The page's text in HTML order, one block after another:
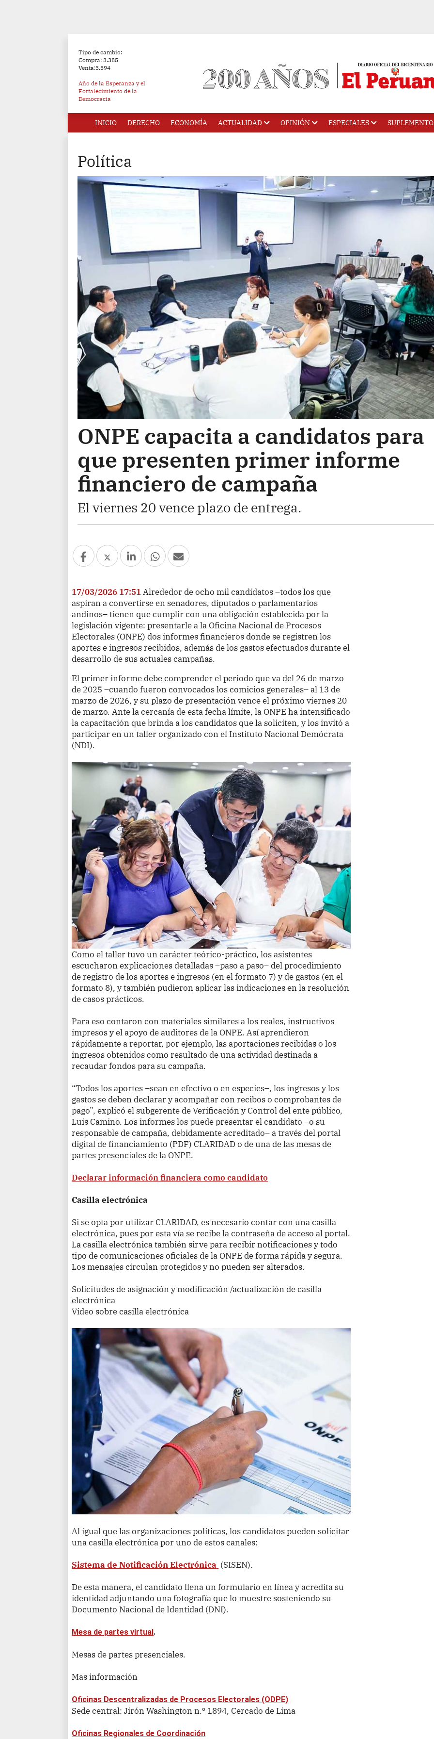
Tipo de cambio:
Compra: 3.385
Venta:3.394
Año de la Esperanza y el
Fortalecimiento de la
Democracia
INICIO DERECHO ECONOMÍA ACTUALIDAD OPINIÓN ESPECIALES
Política
ONPE capacita a candidatos para
que presenten primer informe
financiero de campaña
El viernes 20 vence plazo de entrega.
17/03/2026 17:51Alrededor de ocho mil candidatos –todos los que
aspiran a convertirse en senadores, diputados o parlamentarios
andinos– tienen que cumplir con una obligación establecida por la
legislación vigente: presentarle a la Oficina Nacional de Procesos
Electorales (ONPE) dos informes financieros donde se registren los
aportes e ingresos recibidos, además de los gastos efectuados durante el
desarrollo de sus actuales campañas.
El primer informe debe comprender el periodo que va del 26 de marzo
de 2025 –cuando fueron convocados los comicios generales– al 13 de
marzo de 2026, y su plazo de presentación vence el próximo viernes 20
de marzo. Ante la cercanía de esta fecha límite, la ONPE ha intensificado
la capacitación que brinda a los candidatos que la soliciten, y los invitó a
participar en un taller organizado con el Instituto Nacional Demócrata
(NDI).
Como el taller tuvo un carácter teórico-práctico, los asistentes
escucharon explicaciones detalladas –paso a paso– del procedimiento
de registro de los aportes e ingresos (en el formato 7) y de gastos (en el
formato 8), y también pudieron aplicar las indicaciones en la resolución
de casos prácticos.
Para eso contaron con materiales similares a los reales, instructivos
impresos y el apoyo de auditores de la ONPE. Así aprendieron
rápidamente a reportar, por ejemplo, las aportaciones recibidas o los
ingresos obtenidos como resultado de una actividad destinada a
recaudar fondos para su campaña.
“Todos los aportes –sean en efectivo o en especies–, los ingresos y los
gastos se deben declarar y acompañar con recibos o comprobantes de
pago”, explicó el subgerente de Verificación y Control del ente público,
Luis Camino. Los informes los puede presentar el candidato –o su
responsable de campaña, debidamente acreditado– a través del portal
digital de financiamiento (PDF) CLARIDAD o de una de las mesas de
partes presenciales de la ONPE.
Declarar información financiera como candidato
Casilla electrónica
Si se opta por utilizar CLARIDAD, es necesario contar con una casilla
electrónica, pues por esta vía se recibe la contraseña de acceso al portal.
La casilla electrónica también sirve para recibir notificaciones y todo
tipo de comunicaciones oficiales de la ONPE de forma rápida y segura.
Los mensajes circulan protegidos y no pueden ser alterados.
Solicitudes de asignación y modificación /actualización de casilla
electrónica
Video sobre casilla electrónica
Al igual que las organizaciones políticas, los candidatos pueden solicitar
una casilla electrónica por uno de estos canales:
Sistema de Notificación Electrónica (SISEN).
De esta manera, el candidato llena un formulario en línea y acredita su
identidad adjuntando una fotografía que lo muestre sosteniendo su
Documento Nacional de Identidad (DNI).
Mesa de partes virtual.
Mesas de partes presenciales.
Mas información
Oficinas Descentralizadas de Procesos Electorales (ODPE)
Sede central: Jirón Washington n.º 1894, Cercado de Lima
Oficinas Regionales de Coordinación